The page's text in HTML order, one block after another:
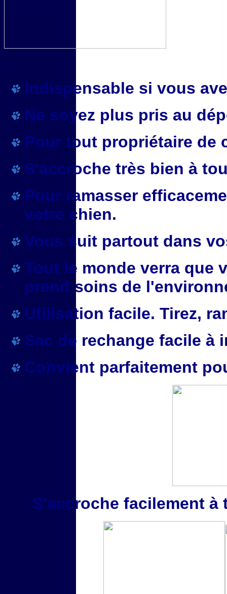
Indispensable si vous
Ne soyez plus pris au
Pour tout propriétaire de
S'accroche très bien à
Pour ramasser
votre chien.
Vous suit partout dans
Tout le monde verra que
prend soins de
Utilisation facile. Tirez,
Sac de rechange facile à
Convient parfaitement
S'accroche facilement